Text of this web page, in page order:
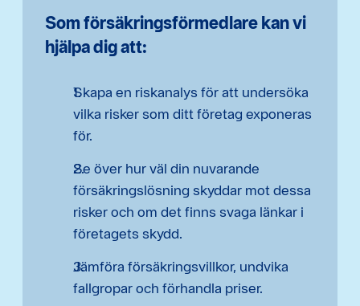
Som försäkringsförmedlare kan vi
hjälpa dig att:
Skapa en riskanalys för att undersöka
vilka risker som ditt företag exponeras
för.
Se över hur väl din nuvarande
försäkringslösning skyddar mot dessa
risker och om det finns svaga länkar i
företagets skydd.
Jämföra försäkringsvillkor, undvika
fallgropar och förhandla priser.